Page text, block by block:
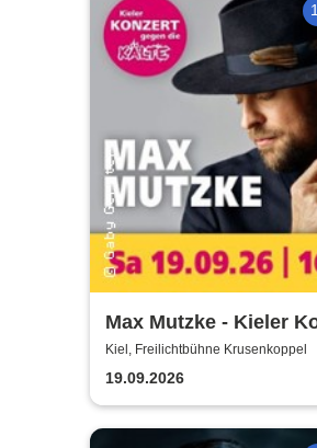
Max Mutzke - Kieler
gegen die Kälte
Kiel, Freilichtbühne Krusenkoppel
19.09.2026